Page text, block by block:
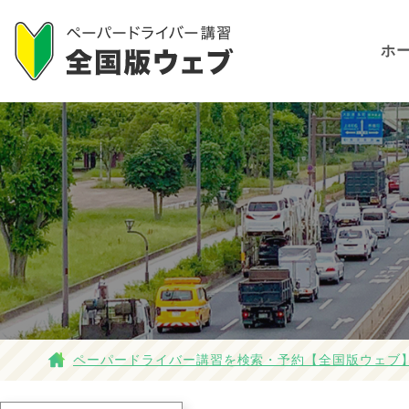
ホ
ペーパードライバー講習を検索・予約【全国版ウェブ